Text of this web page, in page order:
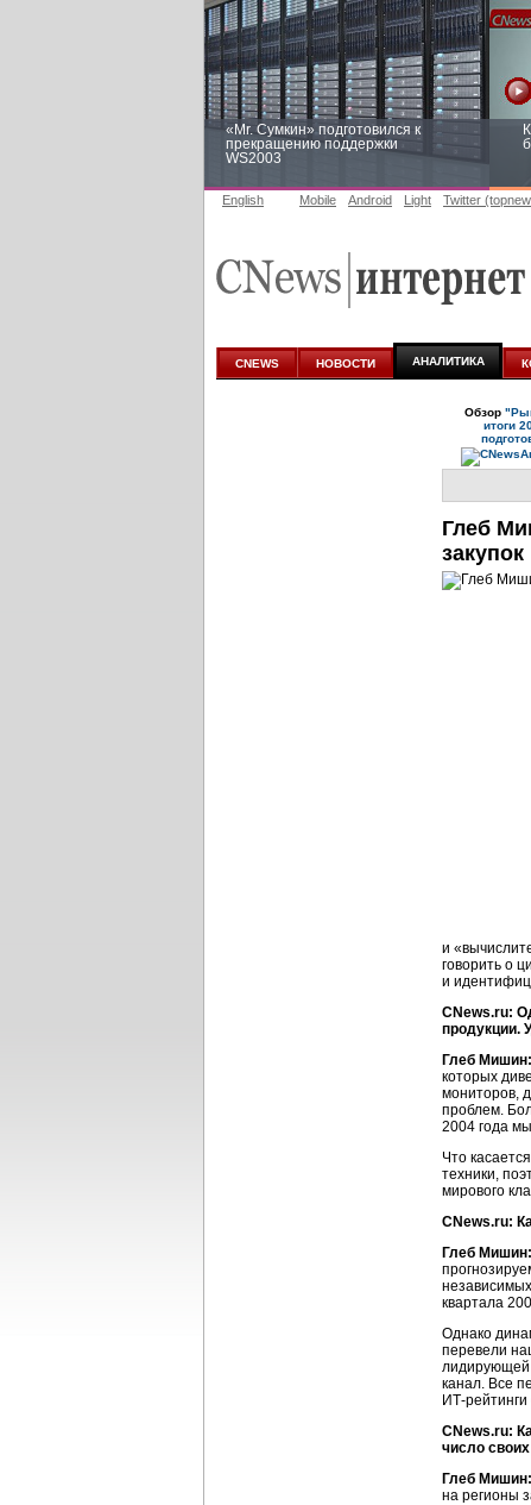
«Mr. Сумкин» подготовился к
прекращению поддержки
WS2003
аналитике
English Mobile Android Light Twitter
CNEWS НОВОСТИ АНАЛИТИКА
Обзор
итоги
Глеб
закупок
и
говорить о
и
CNews.ru:
продукции.
Глеб Мишин:
которых
мониторов,
проблем.
2004 года
Что
техники,
мирового
CNews.ru:
Глеб Мишин:
квартала
Однако
перевели
лидирующей
канал. Все
ИТ-
CNews.ru:
число
Глеб Мишин:
на регионы